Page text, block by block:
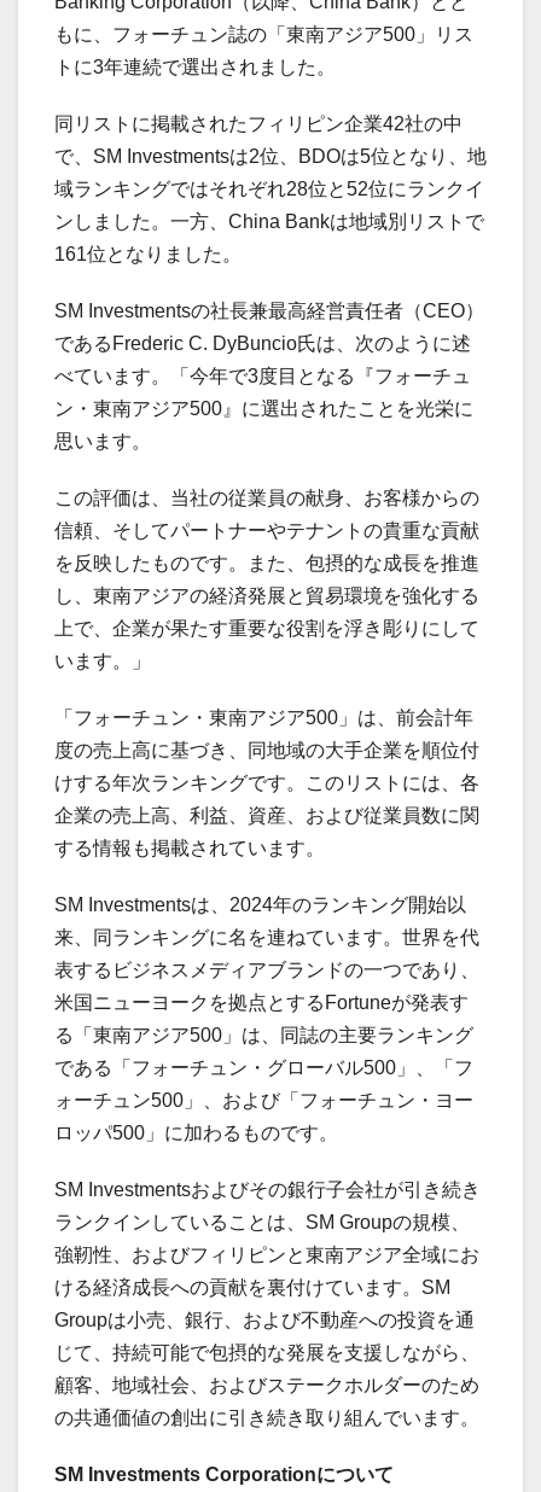
もに、フォーチュン誌の「東南アジア500」リス
トに3年連続で選出されました。
同リストに掲載されたフィリピン企業42社の中
で、SM Investmentsは2位、BDOは5位となり、地
域ランキングではそれぞれ28位と52位にランクイ
ンしました。一方、China Bankは地域別リストで
161位となりました。
SM Investmentsの社長兼最高経営責任者（CEO）
であるFrederic C. DyBuncio氏は、次のように述
べています。「今年で3度目となる『フォーチュ
ン・東南アジア500』に選出されたことを光栄に
思います。
この評価は、当社の従業員の献身、お客様からの
信頼、そしてパートナーやテナントの貴重な貢献
を反映したものです。また、包摂的な成長を推進
し、東南アジアの経済発展と貿易環境を強化する
上で、企業が果たす重要な役割を浮き彫りにして
います。」
「フォーチュン・東南アジア500」は、前会計年
度の売上高に基づき、同地域の大手企業を順位付
けする年次ランキングです。このリストには、各
企業の売上高、利益、資産、および従業員数に関
する情報も掲載されています。
SM Investmentsは、2024年のランキング開始以
来、同ランキングに名を連ねています。世界を代
表するビジネスメディアブランドの一つであり、
米国ニューヨークを拠点とするFortuneが発表す
る「東南アジア500」は、同誌の主要ランキング
である「フォーチュン・グローバル500」、「フ
ォーチュン500」、および「フォーチュン・ヨー
ロッパ500」に加わるものです。
SM Investmentsおよびその銀行子会社が引き続き
ランクインしていることは、SM Groupの規模、
強靭性、およびフィリピンと東南アジア全域にお
ける経済成長への貢献を裏付けています。SM
Groupは小売、銀行、および不動産への投資を通
じて、持続可能で包摂的な発展を支援しながら、
顧客、地域社会、およびステークホルダーのため
の共通価値の創出に引き続き取り組んでいます。
SM Investments Corporationについて